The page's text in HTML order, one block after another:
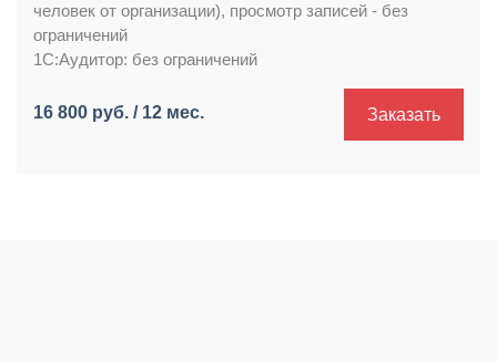
человек от организации), просмотр записей - без
ограничений
1С:Аудитор: без ограничений
16 800 руб. / 12 мес. Заказать